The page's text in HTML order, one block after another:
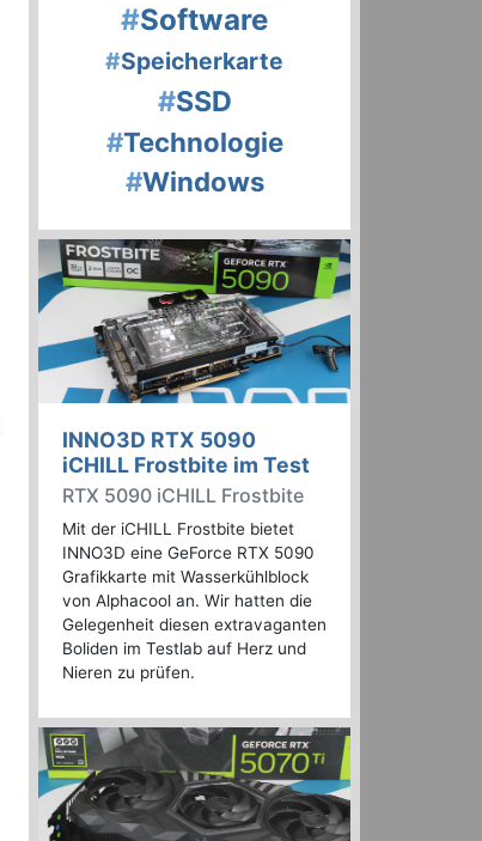
#Software
#Speicherkarte
#SSD
#Technologie
#Windows
INNO3D RTX 5090
iCHILL Frostbite im Test
RTX 5090 iCHILL Frostbite
Mit der iCHILL Frostbite bietet
INNO3D eine GeForce RTX 5090
Grafikkarte mit Wasserkühlblock
von Alphacool an. Wir hatten die
Gelegenheit diesen extravaganten
Boliden im Testlab auf Herz und
Nieren zu prüfen.